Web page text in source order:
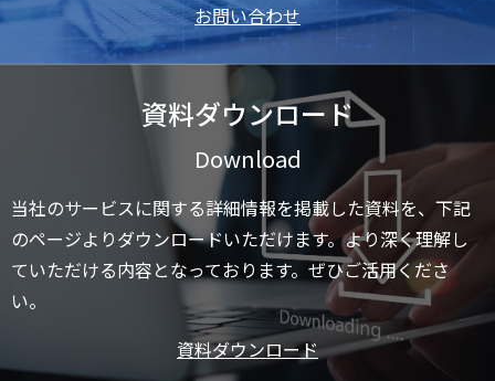
お問い合わせ
資料ダウンロード
Download
当社のサービスに関する詳細情報を掲載した資料を、下記
のページよりダウンロードいただけます。より深く理解し
ていただける内容となっております。ぜひご活用くださ
い。
資料ダウンロード